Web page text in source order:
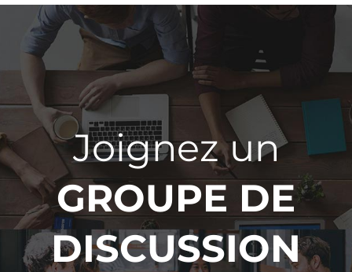
Joignez un
GROUPE DE
DISCUSSION